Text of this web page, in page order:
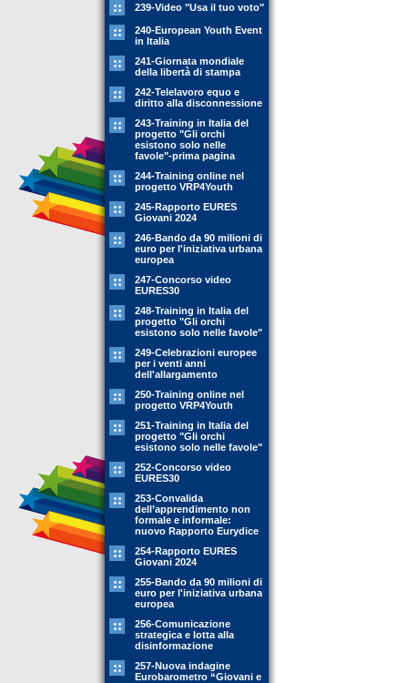
239-Video "Usa il tuo voto"
240-European Youth Event
in Italia
241-Giornata mondiale
della libertà di stampa
242-Telelavoro equo e
diritto alla disconnessione
243-Training in Italia del
progetto "Gli orchi
esistono solo nelle
favole"-prima pagina
244-Training online nel
progetto VRP4Youth
245-Rapporto EURES
Giovani 2024
246-Bando da 90 milioni di
euro per l'iniziativa urbana
europea
247-Concorso video
EURES30
248-Training in Italia del
progetto "Gli orchi
esistono solo nelle favole"
249-Celebrazioni europee
per i venti anni
dell'allargamento
250-Training online nel
progetto VRP4Youth
251-Training in Italia del
progetto "Gli orchi
esistono solo nelle favole"
252-Concorso video
EURES30
253-Convalida
dell’apprendimento non
formale e informale:
nuovo Rapporto Eurydice
254-Rapporto EURES
Giovani 2024
255-Bando da 90 milioni di
euro per l'iniziativa urbana
europea
256-Comunicazione
strategica e lotta alla
disinformazione
257-Nuova indagine
Eurobarometro “Giovani e